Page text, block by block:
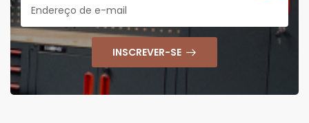
INSCREVER-SE